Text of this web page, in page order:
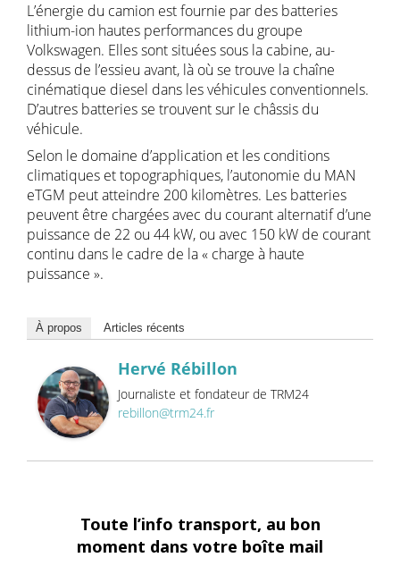
L’énergie du camion est fournie par des batteries
lithium-ion hautes performances du groupe
Volkswagen. Elles sont situées sous la cabine, au-
dessus de l’essieu avant, là où se trouve la chaîne
cinématique diesel dans les véhicules conventionnels.
D’autres batteries se trouvent sur le châssis du
véhicule.
Selon le domaine d’application et les conditions
climatiques et topographiques, l’autonomie du MAN
eTGM peut atteindre 200 kilomètres. Les batteries
peuvent être chargées avec du courant alternatif d’une
puissance de 22 ou 44 kW, ou avec 150 kW de courant
continu dans le cadre de la « charge à haute
puissance ».
À propos Articles récents
Hervé Rébillon
Journaliste et fondateur de TRM24
rebillon@trm24.fr
Toute l’info transport, au bon
moment dans votre boîte mail